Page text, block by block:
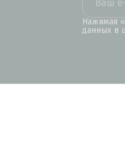
Нажимая
данных в